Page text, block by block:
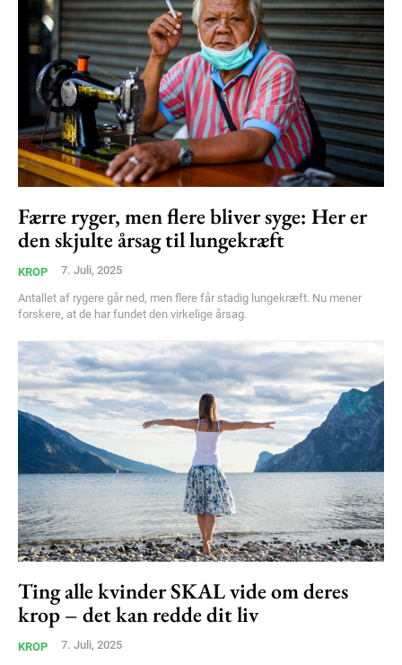
Subscription Plans
Free limited access
Gratis / forever
Etiam est nibh, lobortis sit
Praesent euismod ac
Ut mollis pellentesque tortor
Nullam eu erat condimentum
Donec quis est ac felis
Færre ryger, men flere bliver syge: Her er
den skjulte årsag til lungekræft
KROP 7. Juli, 2025
Antallet af rygere går ned, men flere får stadig lungekræft. Nu mener
forskere, at de har fundet den virkelige årsag.
Ting alle kvinder SKAL vide om deres
krop – det kan redde dit liv
KROP 7. Juli, 2025